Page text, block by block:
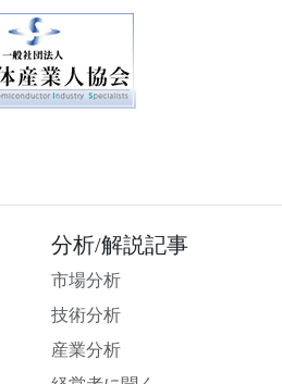
分析/解説記事
市場分析
技術分析
産業分析